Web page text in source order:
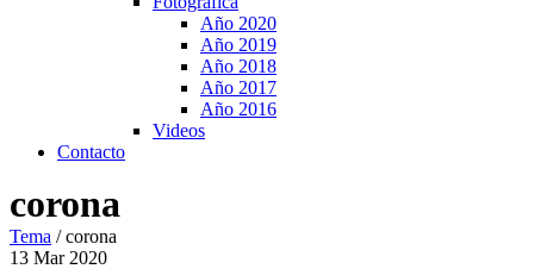
Año 2020
Año 2019
Año 2018
Año 2017
Año 2016
Videos
Contacto
corona
Tema /corona
13 Mar 2020